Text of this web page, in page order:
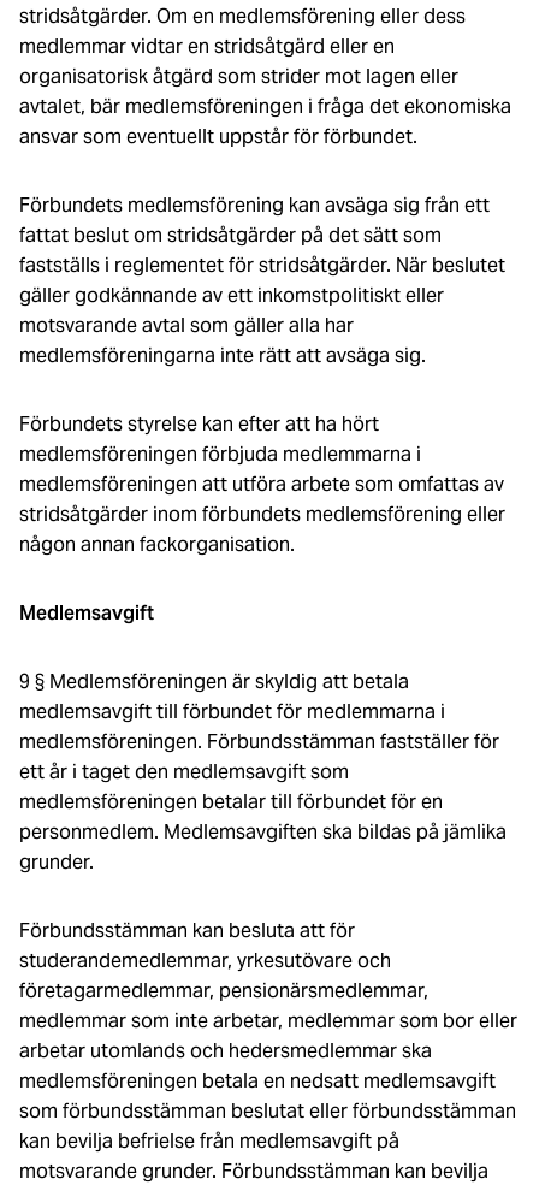
stridsåtgärder. Om en medlemsförening eller dess
medlemmar vidtar en stridsåtgärd eller en
organisatorisk åtgärd som strider mot lagen eller
avtalet, bär medlemsföreningen i fråga det ekonomiska
ansvar som eventuellt uppstår för förbundet.
Förbundets medlemsförening kan avsäga sig från ett
fattat beslut om stridsåtgärder på det sätt som
fastställs i reglementet för stridsåtgärder. När beslutet
gäller godkännande av ett inkomstpolitiskt eller
motsvarande avtal som gäller alla har
medlemsföreningarna inte rätt att avsäga sig.
Förbundets styrelse kan efter att ha hört
medlemsföreningen förbjuda medlemmarna i
medlemsföreningen att utföra arbete som omfattas av
stridsåtgärder inom förbundets medlemsförening eller
någon annan fackorganisation.
Medlemsavgift
9 § Medlemsföreningen är skyldig att betala
medlemsavgift till förbundet för medlemmarna i
medlemsföreningen. Förbundsstämman fastställer för
ett år i taget den medlemsavgift som
medlemsföreningen betalar till förbundet för en
personmedlem. Medlemsavgiften ska bildas på jämlika
grunder.
Förbundsstämman kan besluta att för
studerandemedlemmar, yrkesutövare och
företagarmedlemmar, pensionärsmedlemmar,
medlemmar som inte arbetar, medlemmar som bor eller
arbetar utomlands och hedersmedlemmar ska
medlemsföreningen betala en nedsatt medlemsavgift
som förbundsstämman beslutat eller förbundsstämman
kan bevilja befrielse från medlemsavgift på
motsvarande grunder. Förbundsstämman kan bevilja